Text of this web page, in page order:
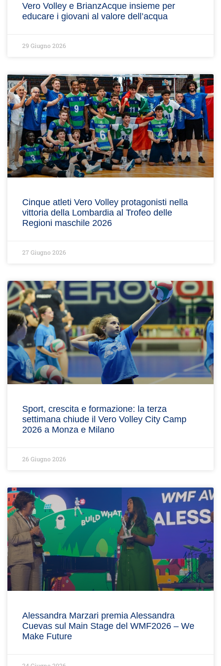
Vero Volley e BrianzAcque insieme per
educare i giovani al valore dell’acqua
29 Giugno 2026
Cinque atleti Vero Volley protagonisti nella
vittoria della Lombardia al Trofeo delle
Regioni maschile 2026
27 Giugno 2026
Sport, crescita e formazione: la terza
settimana chiude il Vero Volley City Camp
2026 a Monza e Milano
26 Giugno 2026
Alessandra Marzari premia Alessandra
Cuevas sul Main Stage del WMF2026 – We
Make Future